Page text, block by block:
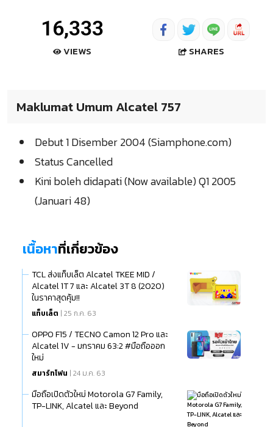
16,333
VIEWS SHARES
Maklumat Umum Alcatel 757
Debut 1 Disember 2004 (Siamphone.com)
Status Cancelled
Kini boleh didapati (Now available) Q1 2005
(Januari 48)
เนื้อหาที่เกี่ยวข้อง
TCL ส่งแท็บเล็ต Alcatel TKEE MID /
Alcatel 1T 7 และ Alcatel 3T 8 (2020)
ในราคาสุดคุ้ม!!
แท็บเล็ต | 25 ก.ค. 63
OPPO F15 / TECNO Camon 12 Pro และ
Alcatel 1V - มกราคม 63:2 #มือถือออก
ใหม่
สมาร์ทโฟน | 24 ม.ค. 63
มือถือเปิดตัวใหม่ Motorola G7 Family,
TP-LINK, Alcatel และ Beyond